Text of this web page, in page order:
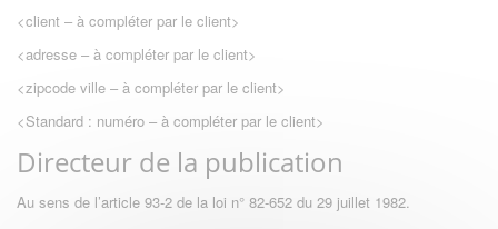
<client – à compléter par le client>
<adresse – à compléter par le client>
<zipcode ville – à compléter par le client>
<Standard : numéro – à compléter par le client>
Directeur de la publication
Au sens de l’article 93-2 de la loi n° 82-652 du 29 juillet 1982.